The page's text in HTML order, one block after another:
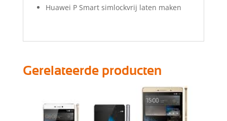
Huawei P Smart simlockvrij laten maken
Gerelateerde producten